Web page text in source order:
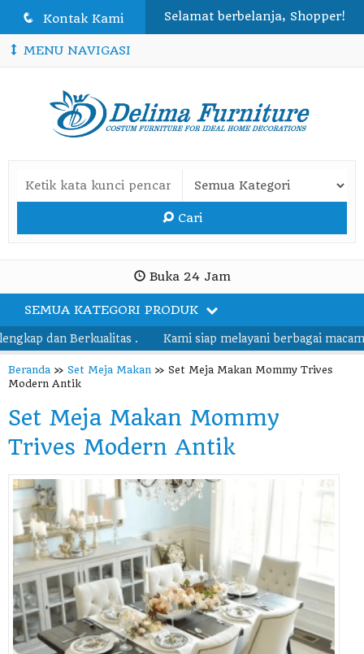
q Kontak Kami Selamat berbelanja, Shopper!
MENU NAVIGASI
Cari
Buka 24 Jam
SEMUA KATEGORI PRODUK
dan Berkualitas . Kami siap melayani berbagai macam
Beranda » Set Meja Makan » Set Meja Makan Mommy Trives
Modern Antik
Set Meja Makan Mommy
Trives Modern Antik